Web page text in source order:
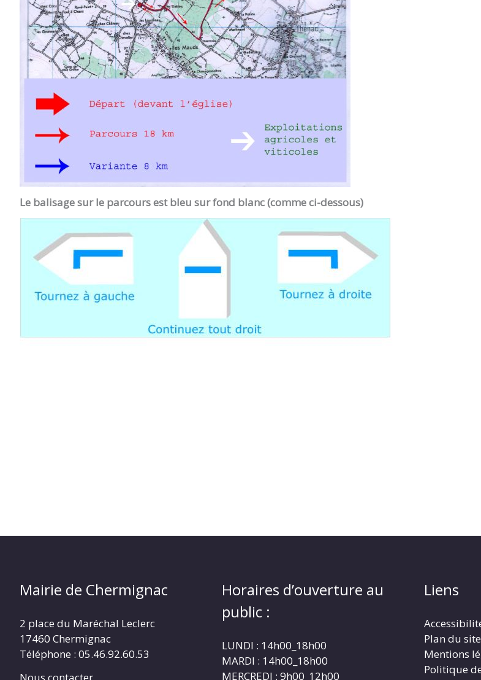
Le balisage sur le parcours est bleu sur fond blanc (comme ci-dessous)
Mairie de Chermignac
2 place du Maréchal Leclerc
17460 Chermignac
Téléphone : 05.46.92.60.53
Nous contacter
Horaires d’ouverture au
public :
LUNDI : 14h00_18h00
MARDI : 14h00_18h00
MERCREDI : 9h00_12h00
Liens
Plan du site
Mentions
Politique